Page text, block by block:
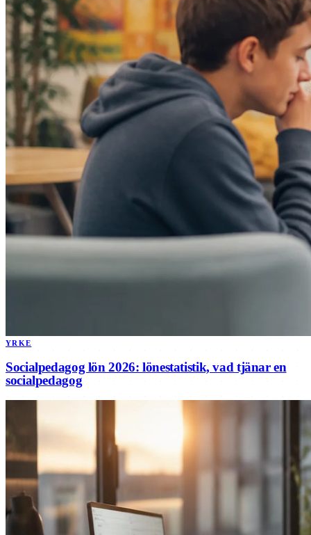
YRKE
Socialpedagog lön 2026: lönestatistik, vad tjänar en
socialpedagog